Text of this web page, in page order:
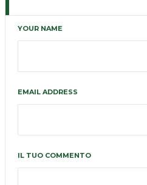
YOUR NAME
EMAIL ADDRESS
IL TUO COMMENTO